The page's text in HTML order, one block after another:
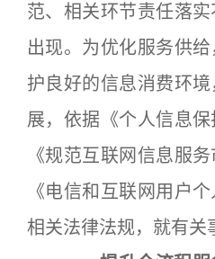
范、相关环节责任落
出现。为优化服务供
护良好的信息消费环
展，依据《个人信息保
《规范互联网信息服
《电信和互联网用户
相关法律法规，就有关